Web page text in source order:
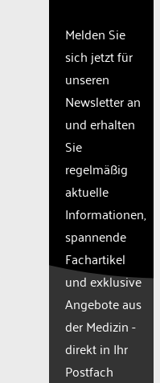
owner
needs
to
setup
the
site
with
CMP
to add
content
to the
list of
used.
Powered
Consent
Melden Sie
sich jetzt für
unseren
Newsletter an
und erhalten
Sie
regelmäßig
aktuelle
Informationen,
spannende
Fachartikel
und exklusive
Angebote aus
der Medizin -
direkt in Ihr
Postfach